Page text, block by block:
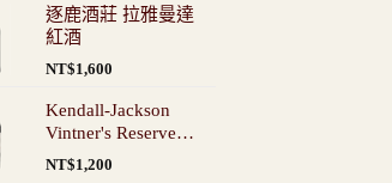
圍：
逐鹿酒莊 拉雅曼達
紅酒
NT$1,600
Kendall-Jackson
Vintner's Reserve
Cabernet Sauvignon
NT$1,200